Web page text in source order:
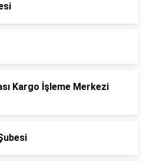
Kargo İşleme Merkezi